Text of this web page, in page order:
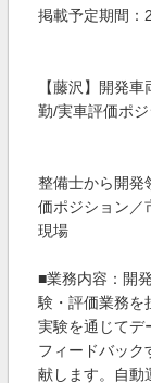
掲載予定期間：
【藤沢】開発
勤/実車評価ポ
整備士から開発
価ポジション／
現場
■業務内容：開
験・評価業務を
実験を通じてデ
フィードバック
献します。自動